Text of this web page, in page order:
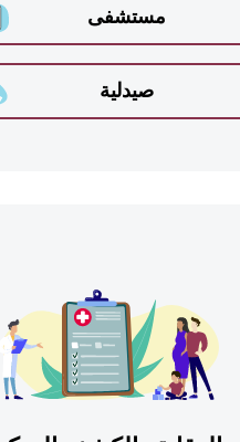
مستشفى
صيدلية